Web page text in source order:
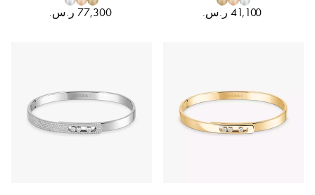
‏77,300 ر.س.‏